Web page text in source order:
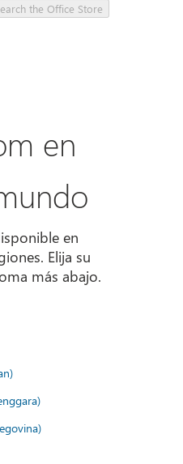
the Office Store
en
en
Elija su
más abajo.